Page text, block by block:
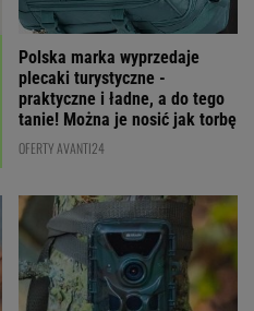
Polska marka wyprzedaje
plecaki turystyczne -
praktyczne i ładne, a do tego
tanie! Można je nosić jak torbę
OFERTY AVANTI24